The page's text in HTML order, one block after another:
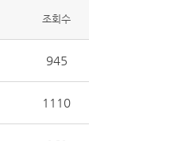
조회수
945
1110